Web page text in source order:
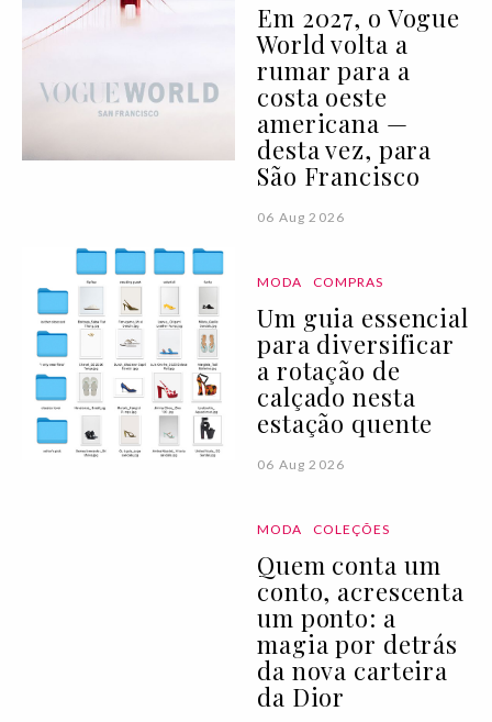
Em 2027, o Vogue
World volta a
rumar para a
costa oeste
americana —
desta vez, para
São Francisco
06 Aug 2026
MODA COMPRAS
Um guia essencial
para diversificar
a rotação de
calçado nesta
estação quente
06 Aug 2026
MODA COLEÇÕES
Quem conta um
conto, acrescenta
um ponto: a
magia por detrás
da nova carteira
da Dior